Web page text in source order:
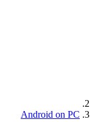
Android on PC